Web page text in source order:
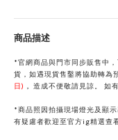
商品描述
*官網商品與門市同步販售中
貨，如遇現貨售鑿將協助轉為
日) ， 造成不便敬請見諒。 如
*商品照因拍攝現場燈光及顯
有疑慮者歡迎至官方ig精選查